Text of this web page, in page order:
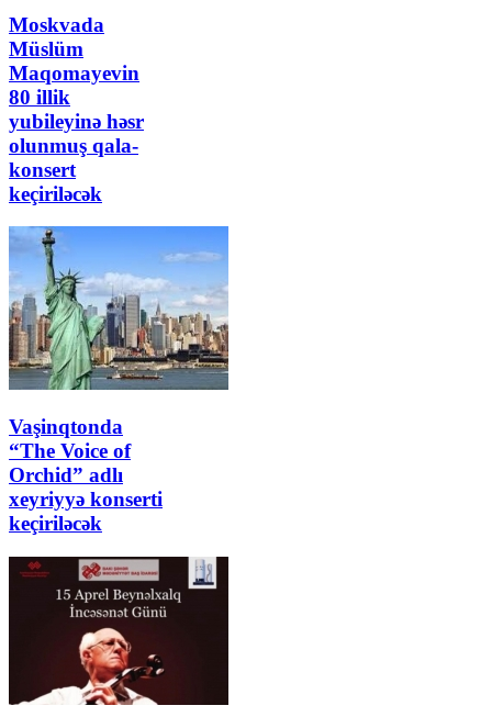
Moskvada
Müslüm
Maqomayevin
80 illik
yubileyinə həsr
olunmuş qala-
konsert
keçiriləcək
Vaşinqtonda
“The Voice of
Orchid” adlı
xeyriyyə konserti
keçiriləcək